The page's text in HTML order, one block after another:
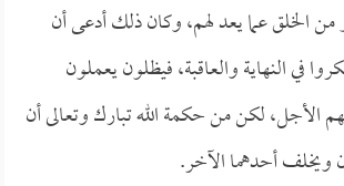
من الخلق عما يعد لهم، وكان ذلك أدعى أن
في النهاية والعاقبة، فيظلون يعملون
الأجل، لكن من حكمة الله تبارك وتعالى أن
أحدهما الآخر.